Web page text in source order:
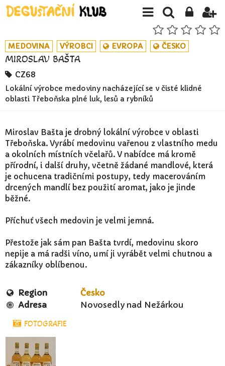
MEDOVINA VÝROBCI EVROPA ČESKO
MIROSLAV BAŠTA
CZ68
Lokální výrobce medoviny nacházející se v čisté klidné
oblasti Třeboňska plné luk, lesů a rybníků
Miroslav Bašta je drobný lokální výrobce v oblasti
Třeboňska. Vyrábí medovinu vařenou z vlastního medu
a okolních místních včelařů. V nabídce má kromě
přírodní, i další druhy, včetně žádané mandlové, která
je ochucena tradičními postupy, tedy macerováním
drcených mandlí bez použití aromat, jako je jinde
běžné.
Příchuť všech medovin je velmi jemná.
Přestože jak sám pan Bašta tvrdí, medovinu skoro
nepije a má radši víno, umí ji vyrábět velmi chutnou a
zákazníky oblíbenou.
Region
Česko
Adresa
Novosedly nad Nežárkou
FOTOGRAFIE